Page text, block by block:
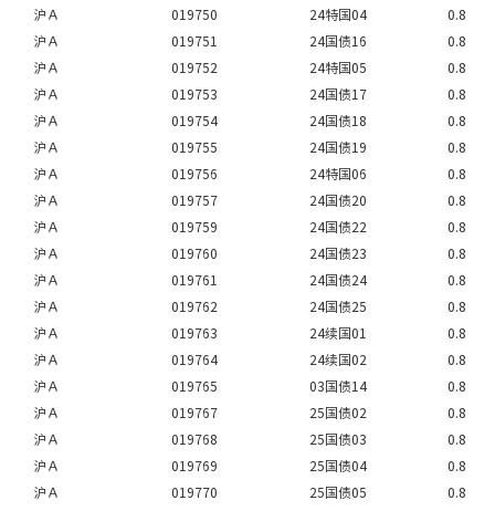
沪Ａ 019750 24特国04
0.8
沪Ａ
019751 24国债16
0.8
沪Ａ
019752 24特国05
0.8
沪Ａ
019753 24国债17
0.8
沪Ａ
019754 24国债18
0.8
沪Ａ
019755 24国债19
0.8
沪Ａ
019756 24特国06
0.8
沪Ａ
019757 24国债20
0.8
沪Ａ
019759 24国债22
0.8
沪Ａ
019760 24国债23
0.8
沪Ａ
019761 24国债24
0.8
沪Ａ
019762 24国债25
0.8
沪Ａ
019763 24续国01
0.8
沪Ａ
019764 24续国02
0.8
沪Ａ
019765 03国债14
0.8
沪Ａ
019767 25国债02
0.8
沪Ａ
019768 25国债03
0.8
沪Ａ
019769 25国债04
0.8
沪Ａ
019770 25国债05
0.8